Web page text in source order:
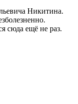
Никитина.
сюда ещё не раз.